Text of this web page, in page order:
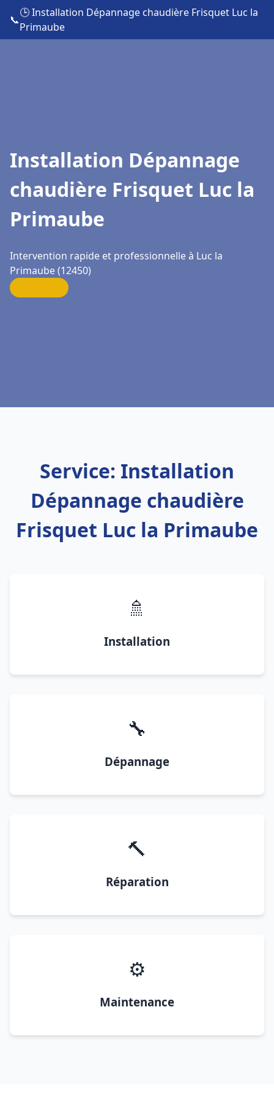
📞
🕒 Installation Dépannage chaudière Frisquet Luc la
Primaube
Installation Dépannage
chaudière Frisquet Luc la
Primaube
Intervention rapide et professionnelle à Luc la
Primaube (12450)
Service: Installation
Dépannage chaudière
Frisquet Luc la Primaube
🚿
Installation
🔧
Dépannage
🔨
Réparation
⚙️
Maintenance